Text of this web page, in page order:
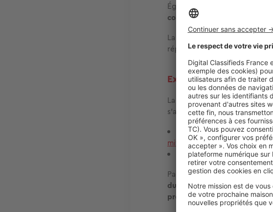
Également, un propriétaire
contribue à l’
La renonciation ne peut pas
réparation existante, elle est
Exceptions au
La jurisprudence précise
s’applique quedans le
les frais engagés doivent
mitoyen;
les frais engagés doivent
Par exemple, les frais
du mur, et ne profitant qu’à
propriétaire concerné.